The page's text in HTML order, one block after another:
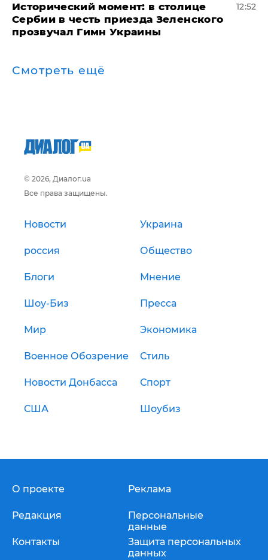
Исторический момент: в столице
Сербии в честь приезда Зеленского
прозвучал Гимн Украины
12:52
Смотреть ещё
© 2026, Диалог.ua
Все права защищены.
Новости Украина
россия Общество
Блоги Мнение
Шоу-Биз Пресса
Мир Экономика
Военное Обозрение Стиль
Новости Донбасса Спорт
США Шоубиз
О проекте
Редакция
Контакты
Реклама
Персональные
данные
Защита персональных
данных